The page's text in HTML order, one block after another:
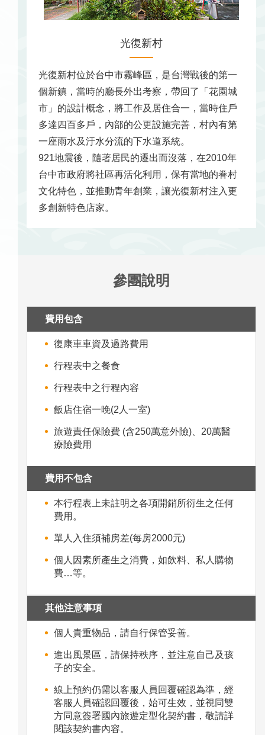
光復新村
光復新村位於台中市霧峰區，是台灣戰後的第一
個新鎮，當時的廳長外出考察，帶回了「花園城
市」的設計概念，將工作及居住合一，當時住戶
多達四百多戶，內部的公更設施完善，村內有第
一座雨水及汙水分流的下水道系統。
921地震後，隨著居民的遷出而沒落，在2010年
台中市政府將社區再活化利用，保有當地的眷村
文化特色，並推動青年創業，讓光復新村注入更
多創新特色店家。
參團說明
費用包含
復康車車資及過路費用
行程表中之餐食
行程表中之行程內容
飯店住宿一晚(2人一室)
旅遊責任保險費 (含250萬意外險)、20萬醫
療險費用
費用不包含
本行程表上未註明之各項開銷所衍生之任何
費用。
單人入住須補房差(每房2000元)
個人因素所產生之消費，如飲料、私人購物
費…等。
其他注意事項
個人貴重物品，請自行保管妥善。
進出風景區，請保持秩序，並注意自己及孩
子的安全。
線上預約仍需以客服人員回覆確認為準，經
客服人員確認回覆後，始可生效，並視同雙
方同意簽署國內旅遊定型化契約書，敬請詳
閱該契約書內容。